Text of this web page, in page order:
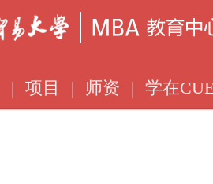
| 项目 | 师资 | 学在